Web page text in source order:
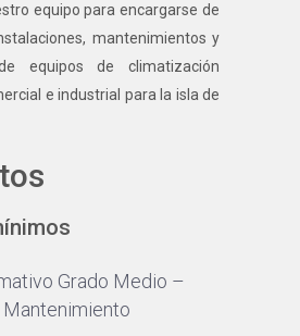
equipo para encargarse de
mantenimientos y
equipos de climatización
e industrial para la isla de
Grado Medio –